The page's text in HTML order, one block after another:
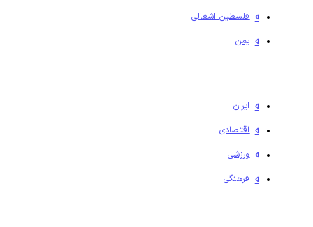
فلسطين اشغالی
یمن
ایران
اقتصادی
ورزشی
فرهنگی